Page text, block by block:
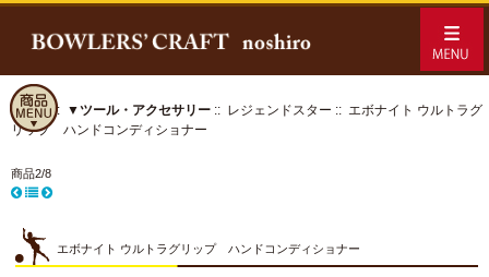
ホーム:: ▼ツール・アクセサリー :: レジェンドスター :: エボナイト ウルトラグ
リップ ハンドコンディショナー
商品2/8
エボナイト ウルトラグリップ ハンドコンディショナー